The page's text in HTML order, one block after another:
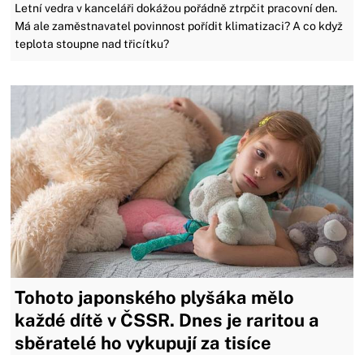
Letní vedra v kanceláři dokážou pořádně ztrpčit pracovní den.
Má ale zaměstnavatel povinnost pořídit klimatizaci? A co když
teplota stoupne nad třicítku?
Tohoto japonského plyšáka mělo
každé dítě v ČSSR. Dnes je raritou a
sběratelé ho vykupují za tisíce